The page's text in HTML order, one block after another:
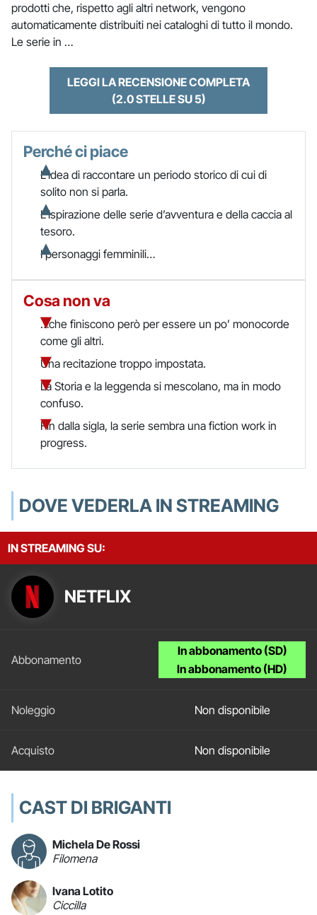
prodotti che, rispetto agli altri network, vengono
automaticamente distribuiti nei cataloghi di tutto il mondo.
Le serie in …
LEGGI LA RECENSIONE COMPLETA
(2.0 STELLE SU 5)
Perché ci piace
L’idea di raccontare un periodo storico di cui di
solito non si parla.
L’ispirazione delle serie d’avventura e della caccia al
tesoro.
I personaggi femminili…
Cosa non va
…che finiscono però per essere un po’ monocorde
come gli altri.
Una recitazione troppo impostata.
La Storia e la leggenda si mescolano, ma in modo
confuso.
Fin dalla sigla, la serie sembra una fiction work in
progress.
DOVE VEDERLA IN STREAMING
IN STREAMING SU:
NETFLIX
In abbonamento (SD)
In abbonamento (HD)
Non disponibile
Non disponibile
CAST DI BRIGANTI
Michela De Rossi
Filomena
Ivana Lotito
Ciccilla